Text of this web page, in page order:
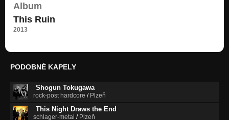
Album
This Ruin
2013
PODOBNÉ KAPELY
Shogun Tokugawa
rock-post hardcore / Plzeň
This Night Draws the End
schlager-metal / Plzeň